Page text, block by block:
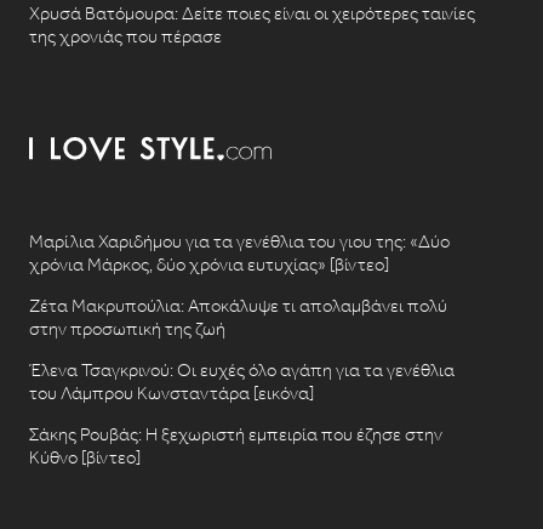
Χρυσά Βατόμουρα: Δείτε ποιες είναι οι χειρότερες ταινίες
της χρονιάς που πέρασε
Μαρίλια Χαριδήμου για τα γενέθλια του γιου της: «Δύο
χρόνια Μάρκος, δύο χρόνια ευτυχίας» [βίντεο]
Ζέτα Μακρυπούλια: Αποκάλυψε τι απολαμβάνει πολύ
στην προσωπική της ζωή
Έλενα Τσαγκρινού: Οι ευχές όλο αγάπη για τα γενέθλια
του Λάμπρου Κωνσταντάρα [εικόνα]
Σάκης Ρουβάς: Η ξεχωριστή εμπειρία που έζησε στην
Κύθνο [βίντεο]